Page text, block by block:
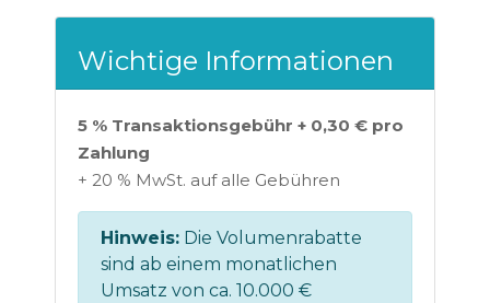
Wichtige Informationen
5 % Transaktionsgebühr + 0,30 € pro
Zahlung
+ 20 % MwSt. auf alle Gebühren
Hinweis: Die Volumenrabatte
sind ab einem monatlichen
Umsatz von ca. 10.000 €